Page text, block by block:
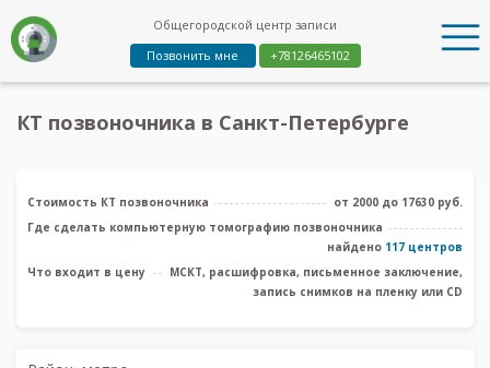
Общегородской центр записи
Позвонить мне
+78126465102
КТ позвоночника в Санкт-Петербурге
Стоимость КТ позвоночника
от 2000 до 17630 руб.
Где сделать компьютерную томографию позвоночника
найдено 117 центров
Что входит в цену
МСКТ, расшифровка, письменное заключение,
запись снимков на пленку или CD